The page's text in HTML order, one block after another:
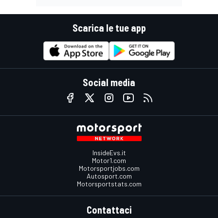
Scarica le tue app
Social media
InsideEvs.it
Motor1.com
Motorsportjobs.com
Autosport.com
Motorsportstats.com
Contattaci